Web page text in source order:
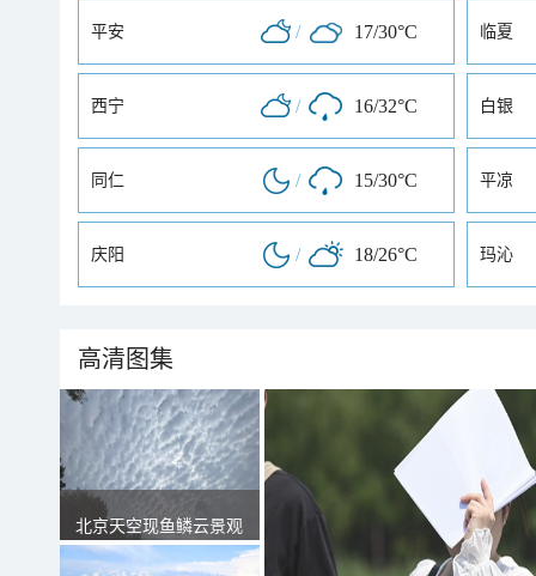
平安 / 17/30°C 临夏
西宁 / 16/32°C 白银
同仁 / 15/30°C 平凉
庆阳 / 18/26°C 玛沁
高清图集
北京天空现鱼鳞云景观